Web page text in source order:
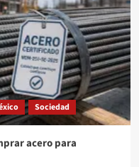
Sociedad
acero para